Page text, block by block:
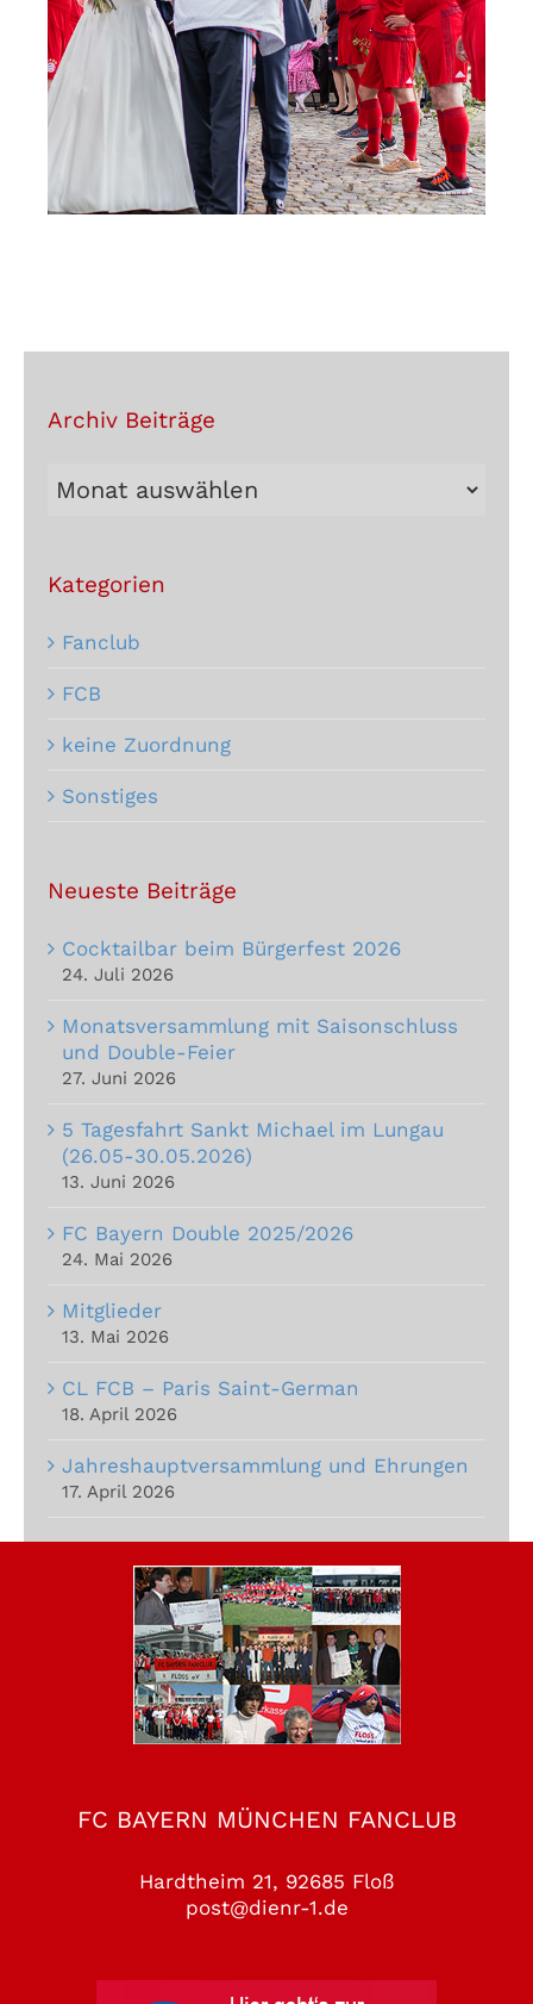
Archiv Beiträge
Archiv
Beiträge
Kategorien
Fanclub
FCB
keine Zuordnung
Sonstiges
Neueste Beiträge
Cocktailbar beim Bürgerfest 2026
24. Juli 2026
Monatsversammlung mit Saisonschluss
und Double-Feier
27. Juni 2026
5 Tagesfahrt Sankt Michael im Lungau
(26.05-30.05.2026)
13. Juni 2026
FC Bayern Double 2025/2026
24. Mai 2026
Mitglieder
13. Mai 2026
CL FCB – Paris Saint-German
18. April 2026
Jahreshauptversammlung und Ehrungen
17. April 2026
FC BAYERN MÜNCHEN FANCLUB
Hardtheim 21, 92685 Floß
post@dienr-1.de